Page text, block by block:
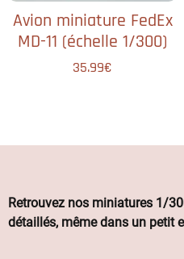
Avion miniature FedEx
MD-11 (échelle 1/300)
35.99€
Retrouvez nos miniatures 1/
détaillés, même dans un petit